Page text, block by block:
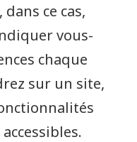
ce cas,
vous-
chaque
sur un site,